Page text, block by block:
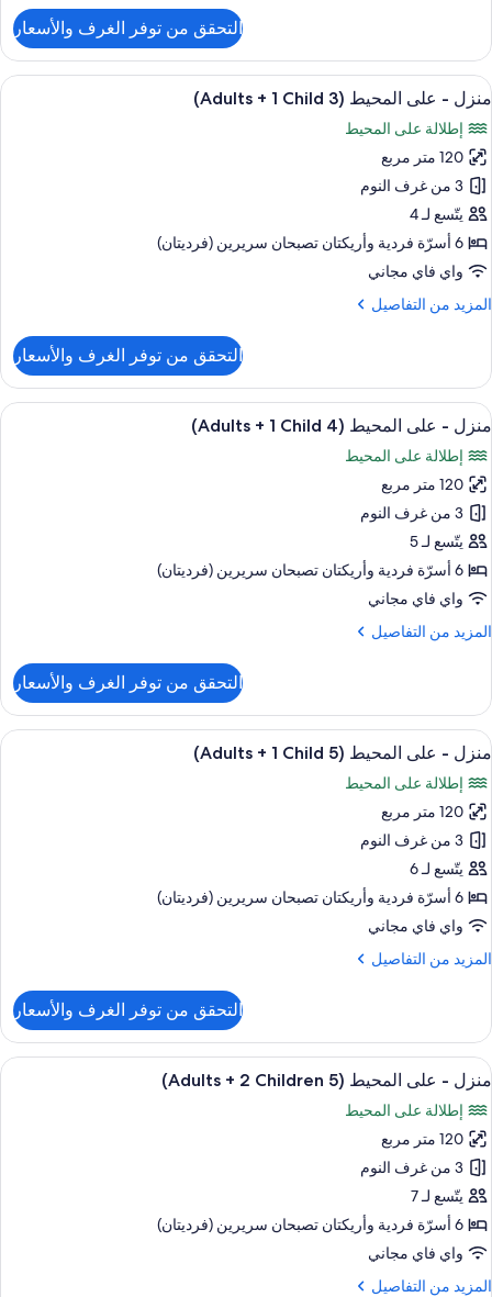
منزل
على
المحيط
(2
Adults
+
3
children)
التحقق من توفر الغرف والأسعار
استعراض
جميع
صور
منزل
-
على
المحيط
(3
Adults
+
13
منزل - على المحيط (3 Adults + 1 Child)
إطلالة على المحيط
120 متر مربع
3 من غرف النوم
يتّسع لـ 4
6 أسرّة فردية‫‬ وأريكتان تصبحان سريرين (فرديتان)
واي فاي مجاني
المزيد من التفاصيل
المزيد
منزل
على
المحيط
(3
Adults
+
Child)
التحقق من توفر الغرف والأسعار
استعراض
جميع
صور
منزل
-
على
المحيط
(4
Adults
+
13
منزل - على المحيط (4 Adults + 1 Child)
إطلالة على المحيط
120 متر مربع
3 من غرف النوم
يتّسع لـ 5
6 أسرّة فردية‫‬ وأريكتان تصبحان سريرين (فرديتان)
واي فاي مجاني
المزيد من التفاصيل
المزيد
منزل
على
المحيط
(4
Adults
+
Child)
التحقق من توفر الغرف والأسعار
استعراض
جميع
صور
منزل
-
على
المحيط
(5
Adults
+
13
منزل - على المحيط (5 Adults + 1 Child)
إطلالة على المحيط
120 متر مربع
3 من غرف النوم
يتّسع لـ 6
6 أسرّة فردية‫‬ وأريكتان تصبحان سريرين (فرديتان)
واي فاي مجاني
المزيد من التفاصيل
المزيد
منزل
على
المحيط
(5
Adults
+
Child)
التحقق من توفر الغرف والأسعار
استعراض
جميع
صور
منزل
-
على
المحيط
(5
Adults
13
منزل - على المحيط (5 Adults + 2 Children)
إطلالة على المحيط
120 متر مربع
3 من غرف النوم
يتّسع لـ 7
6 أسرّة فردية‫‬ وأريكتان تصبحان سريرين (فرديتان)
واي فاي مجاني
المزيد من التفاصيل
المزيد